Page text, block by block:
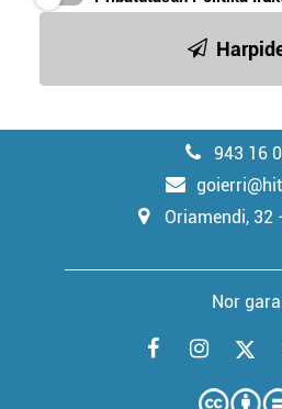
943 16
Oriamendi, 32
Nor gara